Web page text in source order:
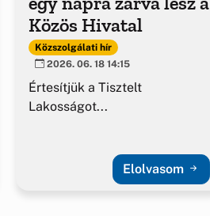
Közös Hivatal
Közszolgálati hír
2026. 06. 18 14:15
Értesítjük a Tisztelt
Lakosságot...
Elolvasom